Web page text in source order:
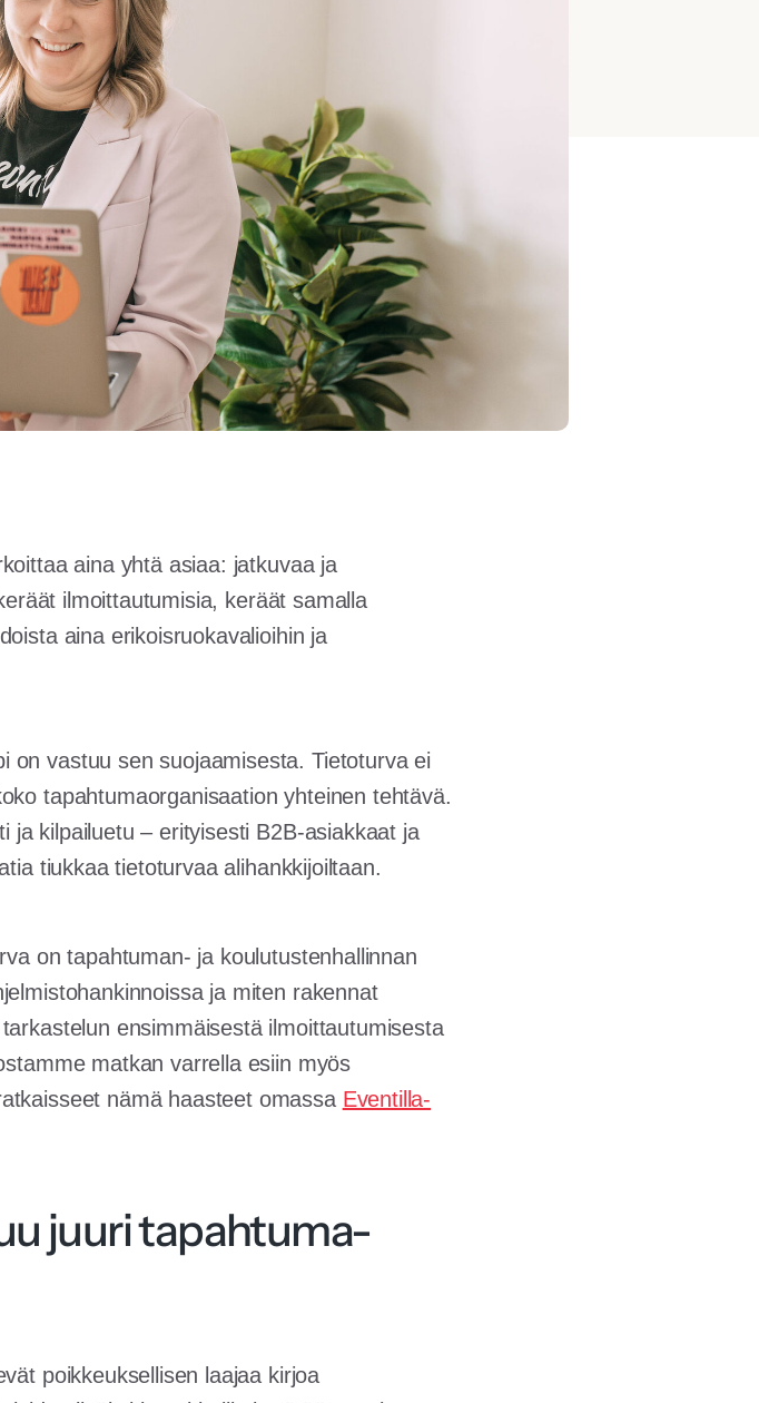
aina yhtä asiaa: jatkuvaa ja
ilmoittautumisia, keräät samalla
aina erikoisruokavalioihin ja
on vastuu sen suojaamisesta. Tietoturva ei
tapahtumaorganisaation yhteinen tehtävä.
ja kilpailuetu – erityisesti B2B-asiakkaat ja
tiukkaa tietoturvaa alihankkijoiltaan.
on tapahtuman- ja koulutustenhallinnan
ja miten rakennat
ensimmäisestä ilmoittautumisesta
matkan varrella esiin myös
nämä haasteet omassa Eventilla-
juuri tapahtuma-
poikkeuksellisen laajaa kirjoa